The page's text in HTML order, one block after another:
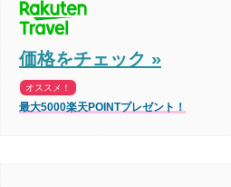
価格をチェック »
オススメ！
最大5000楽天POINTプレゼント！